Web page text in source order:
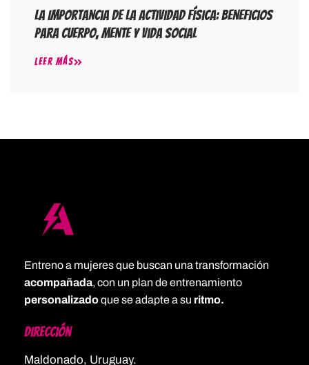
La Importancia De La Actividad Física: Beneficios
Para Cuerpo, Mente Y Vida Social
LEER MÁS
Entreno a mujeres que buscan una transformación
acompañada, con un plan de entrenamiento
personalizadoque se adapte a su ritmo.
Dirección
Maldonado, Uruguay.